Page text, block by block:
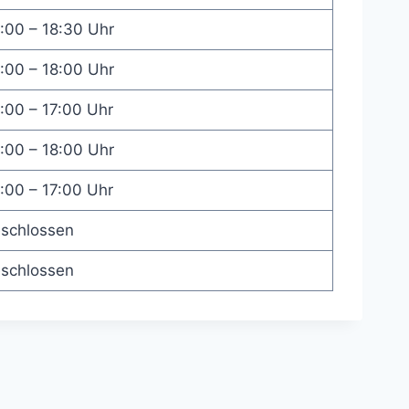
– 18:30 Uhr
– 18:00 Uhr
– 17:00 Uhr
– 18:00 Uhr
– 17:00 Uhr